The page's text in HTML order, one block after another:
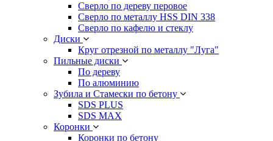
Сверло по дереву перовое
Сверло по металлу HSS DIN 338
Сверло по кафелю и стеклу
Диски
Круг отрезной по металлу "Луга"
Пильные диски
По дереву
По алюминию
Зубила и Стамески по бетону
SDS PLUS
SDS MAX
Коронки
Коронки по бетону